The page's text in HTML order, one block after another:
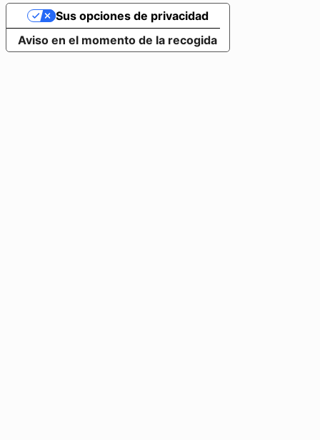
Aviso en el momento de la recogida
Sus opciones de privacidad